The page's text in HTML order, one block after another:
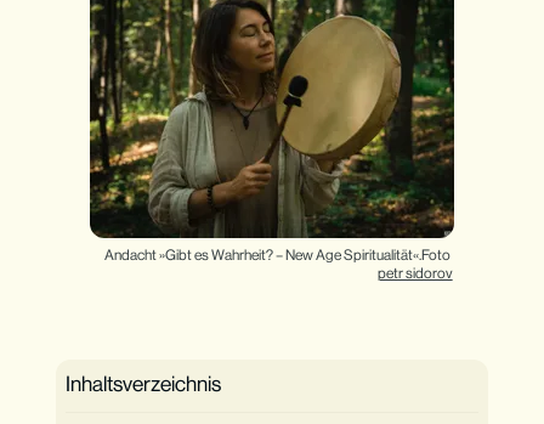
Andacht »Gibt es Wahrheit? – New Age Spiritualität«.Foto
petr sidorov
Inhaltsverzeichnis